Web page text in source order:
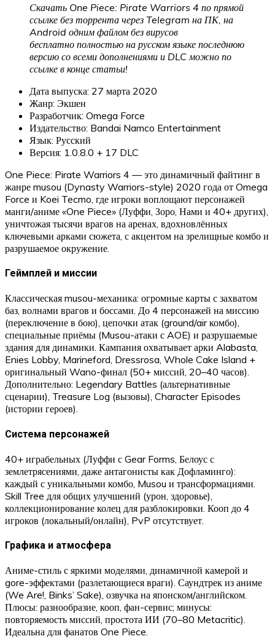
Скачать One Piece: Pirate Warriors 4 по прямой
ссылке без торрента через Telegram на ПК, на
Android одним файлом без вирусов
бесплатно полностью на русском языке последнюю
версию со всеми дополнениями и DLC можно по
ссылке в конце статьи!
Дата выпуска: 27 марта 2020
Жанр: Экшен
Разработчик: Omega Force
Издательство: Bandai Namco Entertainment
Язык: Русский
Версия: 1.0.8.0 + 17 DLC
One Piece: Pirate Warriors 4 — это динамичный файтинг в
жанре musou (Dynasty Warriors-style) 2020 года от Omega
Force и Koei Tecmo, где игроки воплощают персонажей
манги/аниме «One Piece» (Луффи, Зоро, Нами и 40+ других),
уничтожая тысячи врагов на аренах, вдохновлённых
ключевыми арками сюжета, с акцентом на зрелищные комбо и
разрушаемое окружение.​
Геймплей и миссии
Классическая musou-механика: огромные карты с захватом
баз, волнами врагов и боссами. До 4 персонажей на миссию
(переключение в бою), цепочки атак (ground/air комбо),
специальные приёмы (Musou-атаки с AOE) и разрушаемые
здания для динамики. Кампания охватывает арки Alabasta,
Enies Lobby, Marineford, Dressrosa, Whole Cake Island +
оригинальный Wano-финал (50+ миссий, 20–40 часов).
Дополнительно: Legendary Battles (альтернативные
сценарии), Treasure Log (вызовы), Character Episodes
(истории героев).​
Система персонажей
40+ играбельных (Луффи с Gear Forms, Белоус с
землетрясениями, даже антагонисты как Дофламинго):
каждый с уникальными комбо, Musou и трансформациями.
Skill Tree для общих улучшений (урон, здоровье),
коллекционирование колец для разблокировки. Кооп до 4
игроков (локальный/онлайн), PvP отсутствует.​
Графика и атмосфера
Аниме-стиль с яркими моделями, динамичной камерой и
gore-эффектами (разлетающиеся враги). Саундтрек из аниме
(We Are!, Binks’ Sake), озвучка на японском/английском.
Плюсы: разнообразие, кооп, фан-сервис; минусы:
повторяемость миссий, простота ИИ (70–80 Metacritic).
Идеальна для фанатов One Piece.